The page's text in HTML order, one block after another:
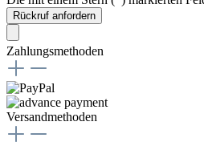
Rückruf anfordern
Zahlungsmethoden
Versandmethoden